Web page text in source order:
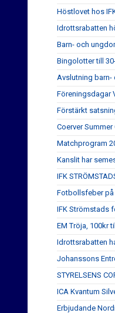
Höstlovet hos
Idrottsrabatten
Barn- och
Bingolotter till
Avslutning
Föreningsdagar
Förstärkt
Coerver
Matchprogram
Kanslit har
IFK
Fotbollsfeber
IFK Strömstads
EM Tröja, 100kr
Idrottsrabatten
Johanssons
STYRELSENS
ICA Kvantum
Erbjudande